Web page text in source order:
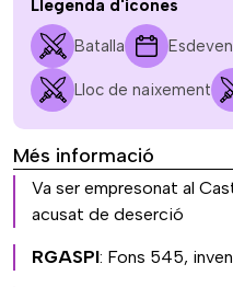
Llegenda d'icones
Batalla
Lloc de naixement
Més informació
Va ser empresonat al
acusat de deserció
RGASPI: Fons 545,